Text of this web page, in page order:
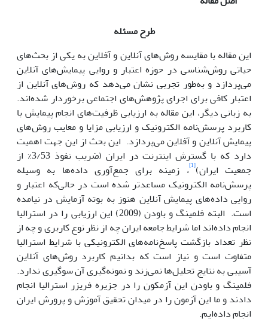
طرح مسئله
این مقاله با مقایسه روش‌های آنلاین و آفلاین به یکی از بحث‌های
حیاتی روش‌شناسی در حوزه اعتبار و روایی پیمایش‌های آنلاین
می‌پردازد و به‌طور تجربی نشان می‌دهد که روش‌های آنلاین از
اعتبار کافی برای اجرای پژوهش‌های اجتماعی برخوردار شده‌اند.
به زبانی دیگر، این مقاله به ارزیابی ظرفیت‌های انجام پیمایش با
کاربرد پرسش‌نامه الکترونیک و ارزیابی مزایا و معایب روش‌های
پیمایش آنلاین و آفلاین می‌پردازد. این بحث از این جهت اهمیت
دارد که با گسترش اینترنت در ایران (ضریب نفوذ 3/53% از
جمعیت ایران)[1] ، زمینه برای جمع‌آوری داده‌ها به وسیله
پرسش‌نامه الکترونیک مساعدتر شده است در حالی‌که اعتبار و
روایی داده‌های پیمایش آنلاین هنوز به بوته آزمایش در نیامده
است. البته فلمینگ و باودن (2009) این ارزیابی را در استرالیا
انجام داده‌اند اما شرایط جامعه ایران چه از نظر نوع کاربری و چه از
نظر تعداد بازگشت پاسخ‌نامه‌های الکترونیکی با شرایط استرالیا
متفاوت است و نیاز است که بدانیم کاربرد روش‌های آنلاین
آسیبی به نتایج تحلیل‌ها نمی‌زند و نمونه‌گیری آن سوگیری ندارد.
فلمینگ و باودن این آزمکون را در جزیره فریزر استرالیا انجام
دادند و ما این آزمون را در میدان تحقیق آموزش و پرورش ایران
انجام داده‌ایم.